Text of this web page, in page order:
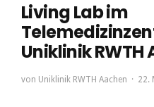
Living Lab im
Uniklinik RWTH
von Uniklinik RWTH Aachen 22.